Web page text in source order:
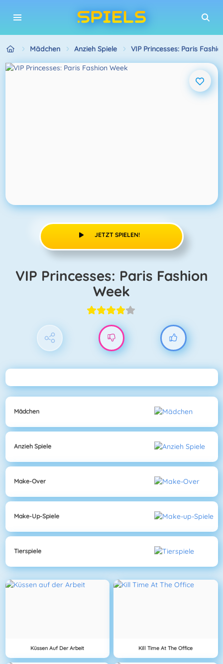
Mädchen Anzieh Spiele VIP Princesses: Paris
JETZT SPIELEN!
VIP Princesses: Paris Fashion
Week
Mädchen
Anzieh Spiele
Make-Over
Make-Up-Spiele
Tierspiele
Küssen Auf Der Arbeit Kill Time At The Office